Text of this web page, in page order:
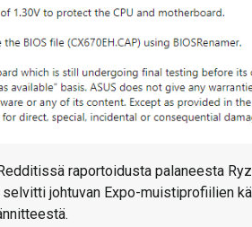
raportoidusta palaneesta
johtuvan Expo-muistiprofiilien